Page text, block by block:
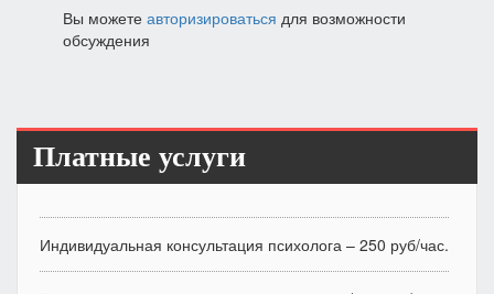
Вы можете авторизироваться для возможности
обсуждения
Платные услуги
Индивидуальная консультация психолога – 250 руб/час.